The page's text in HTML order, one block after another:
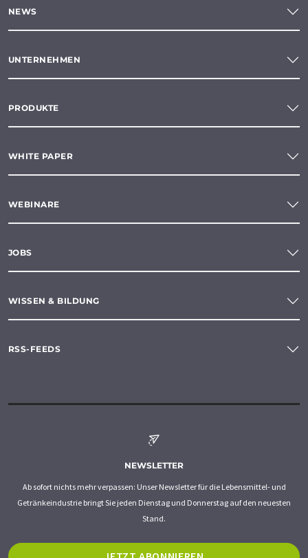
NEWS
UNTERNEHMEN
PRODUKTE
WHITE PAPER
WEBINARE
JOBS
WISSEN & BILDUNG
RSS-FEEDS
NEWSLETTER
Ab sofort nichts mehr verpassen: Unser Newsletter für die Lebensmittel- und
Getränkeindustrie bringt Sie jeden Dienstag und Donnerstag auf den neuesten
Stand.